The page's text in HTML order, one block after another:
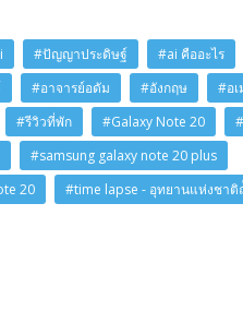
#ปัญญาประดิษฐ์ #ai คืออะไร
#อาจารย์อดัม #อังกฤษ
#อเ
#รีวิวที่พัก #Galaxy Note 20
#samsung galaxy note 20 plus
20
#time lapse - อุทยานแห่งชาติ